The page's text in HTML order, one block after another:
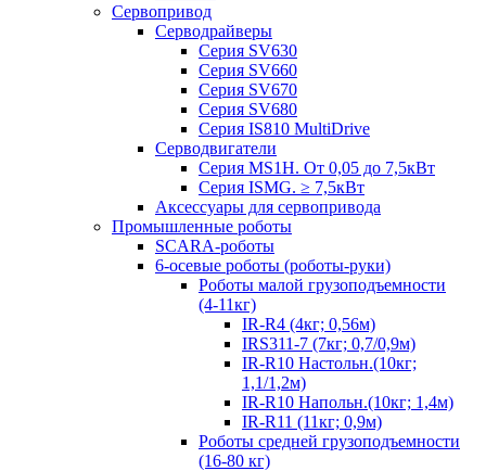
Сервопривод
Серводрайверы
Серия SV630
Серия SV660
Серия SV670
Серия SV680
Серия IS810 MultiDrive
Серводвигатели
Серия MS1H. От 0,05 до 7,5кВт
Серия ISMG. ≥ 7,5кВт
Аксессуары для сервопривода
Промышленные роботы
SCARA-роботы
6-осевые роботы (роботы-руки)
Роботы малой грузоподъемности
(4-11кг)
IR-R4 (4кг; 0,56м)
IRS311-7 (7кг; 0,7/0,9м)
IR-R10 Настольн.(10кг;
1,1/1,2м)
IR-R10 Напольн.(10кг; 1,4м)
IR-R11 (11кг; 0,9м)
Роботы средней грузоподъемности
(16-80 кг)